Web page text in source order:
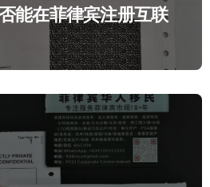
能在菲律宾注册互联